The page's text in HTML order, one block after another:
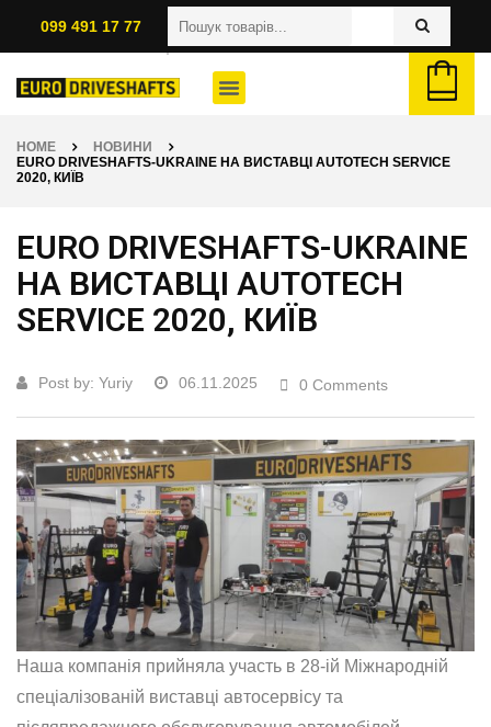
099 491 17 77
HOME
НОВИНИ
EURO DRIVESHAFTS-UKRAINE НА ВИСТАВЦІ AUTOTECH SERVICE
2020, КИЇВ
EURO DRIVESHAFTS-UKRAINE
НА ВИСТАВЦІ AUTOTECH
SERVICE 2020, КИЇВ
Post by: Yuriy 06.11.2025 0 Comments
Наша компанія прийняла участь в 28-ій Міжнародній
спеціалізованій виставці автосервісу та